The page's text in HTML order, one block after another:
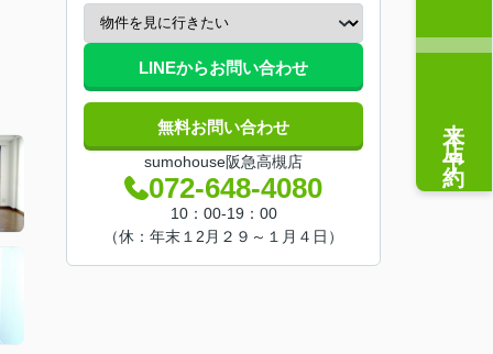
LINEからお問い合わせ
無料お問い合わせ
sumohouse阪急高槻店
072-648-4080
10：00-19：00
（休：年末１2月２９～１月４日）
来店予約